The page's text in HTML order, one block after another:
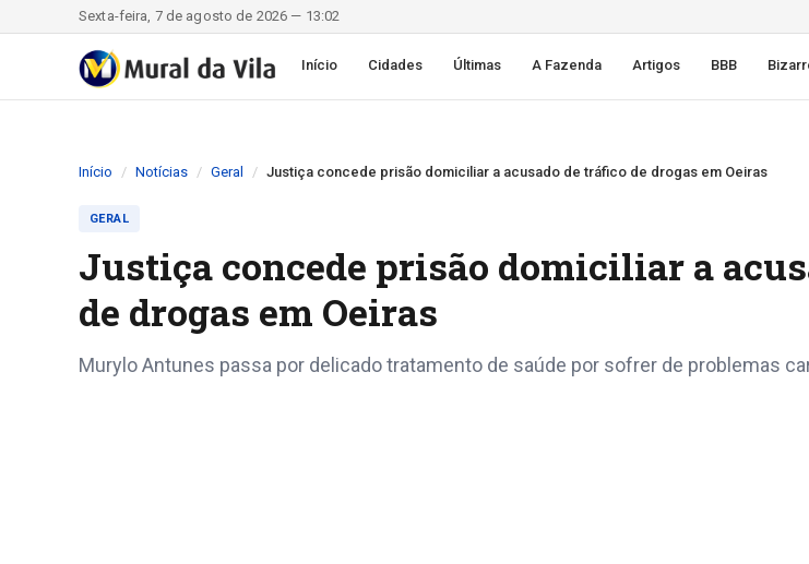
Sexta-feira, 7 de agosto de 2026 — 13:02
Início Cidades Últimas A Fazenda Artigos BBB
Início Notícias Geral Justiça concede prisão domiciliar a acusado de tráfico de drogas em Oeiras
GERAL
Justiça concede prisão domiciliar a
de drogas em Oeiras
Murylo Antunes passa por delicado tratamento de saúde por sofrer de problemas